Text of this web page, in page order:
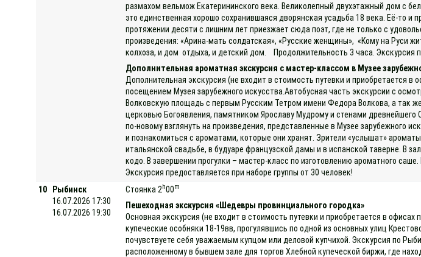
размахом вельмож Екатерининского века. Великолепный двухэтажный дом с
это единственная хорошо сохранившаяся дворянская усадьба 18 века. Её-то
протяжении десяти с лишним лет приезжает сюда поэт, где не только с
произведения: «Арина-мать солдатская», «Русские женщины», «Кому на Руси
колхоза, и дом отдыха, и детский дом. Продолжительность 3 часа. Экскурсия
Дополнительная ароматная экскурсия с мастер-классом в Музее
Дополнительная экскурсия (не входит в стоимость путевки и приобретается
посещением Музея зарубежного искусства.Автобусная часть экскурсии с
Волковскую площадь с первым Русским Тетром имени Федора Волкова, а так
церковью Богоявления, памятником Ярославу Мудрому и стенами
по-новому взглянуть на произведения, представленные в Музее зарубежного
и познакомиться с ароматами, которые они хранят. Зрители «услышат»
итальянской свадьбе, в будуаре французской дамы и в испанской таверне. В
кодо. В завершении прогулки – мастер-класс по изготовлению ароматного
Экскурсия предоставляется при наборе группы от 30 человек!
10
Рыбинск
16.07.2026 17:30
16.07.2026 19:30
Стоянка 2 h00m
Пешеходная экскурсия «Шедевры провинциального городка»
Основная экскурсия (не входит в стоимость путевки и приобретается в
купеческие особняки 18-19вв, прогулявшись по одной из основных улиц
почувствуете себя уважаемым купцом или деловой купчихой. Экскурсия по
расположенному в бывшем зале для торгов Хлебной купеческой биржи, где